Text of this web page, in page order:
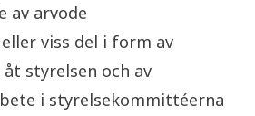
av arvode
viss del i form av
styrelsen och av
i styrelsekommittéerna